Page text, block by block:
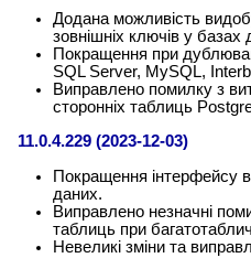
Додана можливість
зовнішніх ключів у
Покращення при
SQL Server, MySQL,
Виправлено помилку з
сторонніх таблиць
11.0.4.229 (2023-12-03)
Покращення інтерфейсу
даних.
Виправлено незначні
таблиць при
Невеликі зміни та